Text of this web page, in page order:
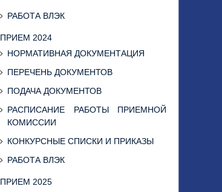
РАБОТА ВЛЭК
ПРИЕМ 2024
НОРМАТИВНАЯ ДОКУМЕНТАЦИЯ
ПЕРЕЧЕНЬ ДОКУМЕНТОВ
ПОДАЧА ДОКУМЕНТОВ
РАСПИСАНИЕ РАБОТЫ ПРИЕМНОЙ
КОМИССИИ
КОНКУРСНЫЕ СПИСКИ И ПРИКАЗЫ
РАБОТА ВЛЭК
ПРИЕМ 2025